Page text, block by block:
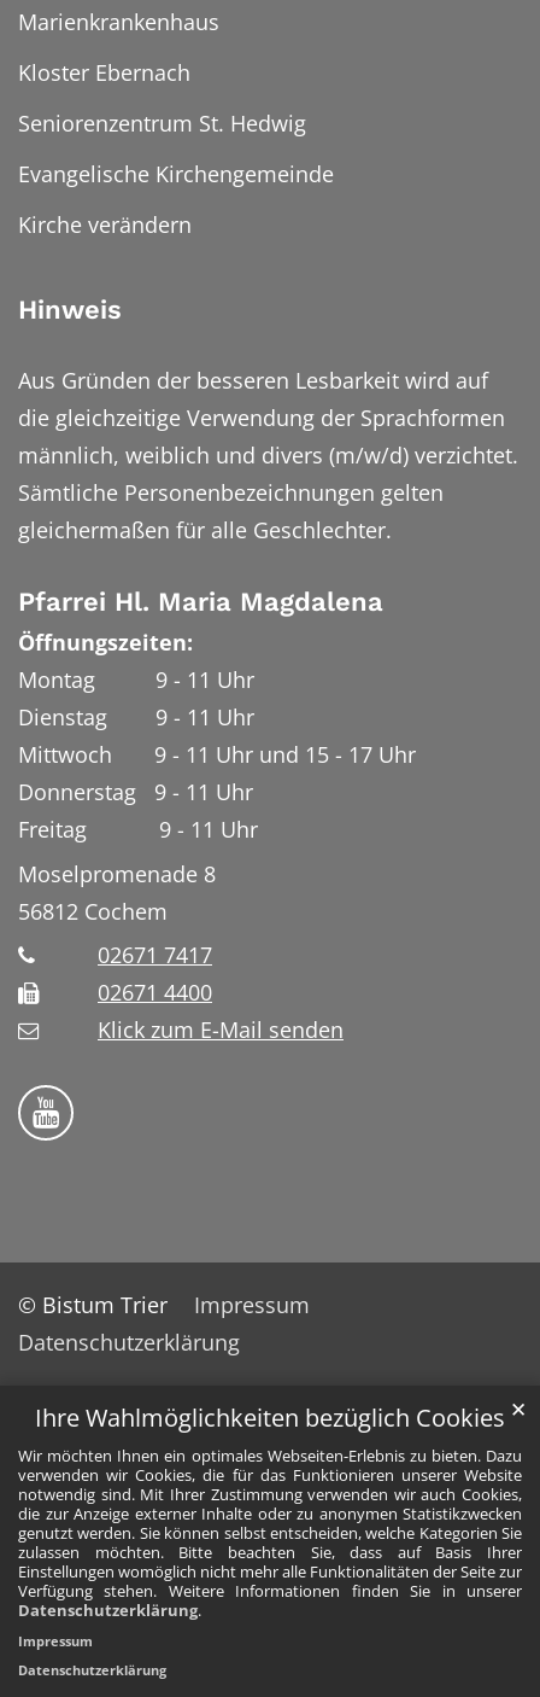
Ihre Wahlmöglichkeiten bezüglich Cookies
Wir möchten Ihnen ein optimales Webseiten-Erlebnis zu bieten. Dazu
verwenden wir Cookies, die für das Funktionieren unserer Website
notwendig sind. Mit Ihrer Zustimmung verwenden wir auch Cookies,
die zur Anzeige externer Inhalte oder zu anonymen Statistikzwecken
genutzt werden. Sie können selbst entscheiden, welche Kategorien Sie
zulassen möchten. Bitte beachten Sie, dass auf Basis Ihrer
Einstellungen womöglich nicht mehr alle Funktionalitäten der Seite zur
Verfügung stehen. Weitere Informationen finden Sie in unserer
Datenschutzerklärung.
✕
Impressum
Datenschutzerklärung
Marienkrankenhaus
Kloster Ebernach
Seniorenzentrum St. Hedwig
Evangelische Kirchengemeinde
Kirche verändern
Hinweis
Aus Gründen der besseren Lesbarkeit wird auf
die gleichzeitige Verwendung der Sprachformen
männlich, weiblich und divers (m/w/d) verzichtet.
Sämtliche Personenbezeichnungen gelten
gleichermaßen für alle Geschlechter.
Pfarrei Hl. Maria Magdalena
Öffnungszeiten:
Montag 9 - 11 Uhr
Dienstag 9 - 11 Uhr
Mittwoch 9 - 11 Uhr und 15 - 17 Uhr
Donnerstag 9 - 11 Uhr
Freitag 9 - 11 Uhr
Moselpromenade 8
56812 Cochem
02671 7417
02671 4400
Klick zum E-Mail senden
Bistum Trier auf YouTube
© Bistum Trier
Impressum
Datenschutzerklärung